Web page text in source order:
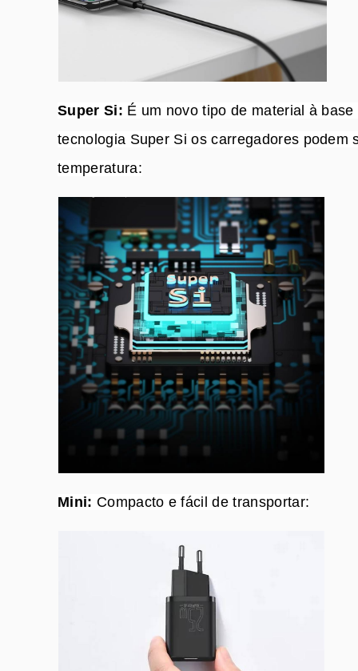
Super Si: É um novo tipo de material à
tecnologia Super Si os carregadores
temperatura:
Mini: Compacto e fácil de transportar: